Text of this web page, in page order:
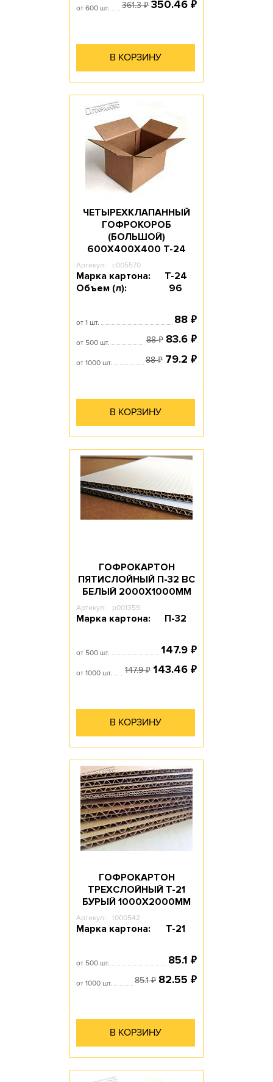
от 600 шт. 361.3₽ 350.46 ₽
В КОРЗИНУ
ЧЕТЫРЕХКЛАПАННЫЙ
ГОФРОКОРОБ
(БОЛЬШОЙ)
600Х400Х400 T-24
Артикул: c005570
Марка картона:
Т-24
Объем (л):
96
от 1 шт. 88 ₽
от 500 шт. 88₽ 83.6 ₽
от 1000 шт. 88₽ 79.2 ₽
В КОРЗИНУ
ГОФРОКАРТОН
ПЯТИСЛОЙНЫЙ П-32 ВС
БЕЛЫЙ 2000Х1000ММ
Артикул: p001359
Марка картона: П-32
от 500 шт. 147.9 ₽
от 1000 шт. 147.9₽ 143.46 ₽
В КОРЗИНУ
ГОФРОКАРТОН
ТРЕХСЛОЙНЫЙ Т-21
БУРЫЙ 1000Х2000ММ
Артикул: t000542
Марка картона: Т-21
от 500 шт. 85.1 ₽
от 1000 шт. 85.1₽ 82.55 ₽
В КОРЗИНУ